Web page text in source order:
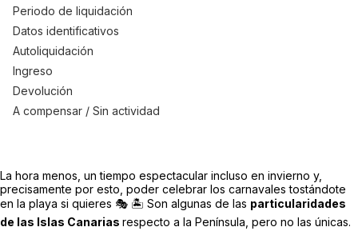
Periodo de liquidación
Datos identificativos
Autoliquidación
Ingreso
Devolución
A compensar / Sin actividad
La hora menos, un tiempo espectacular incluso en invierno y,
precisamente por esto, poder celebrar los carnavales tostándote
en la playa si quieres 🎭 🏝️ Son algunas de las particularidades
de las Islas Canarias respecto a la Península, pero no las únicas.